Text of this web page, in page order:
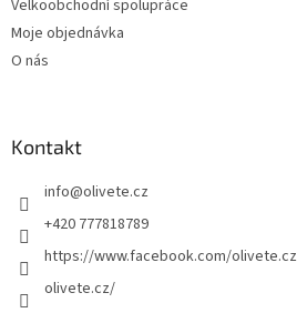
Velkoobchodní spolupráce
Moje objednávka
O nás
Kontakt
info@olivete.cz
+420 777818789
https://www.facebook.com/olivete.cz
olivete.cz/